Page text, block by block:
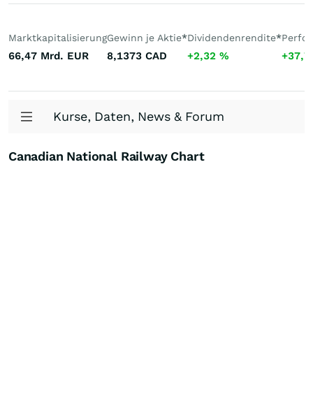
Marktkapitalisierung
66,47 Mrd. EUR
Gewinn je Aktie*
8,1373 CAD
Dividendenrendite*
+2,32 %
Kurse, Daten, News & Forum
Canadian National Railway Chart